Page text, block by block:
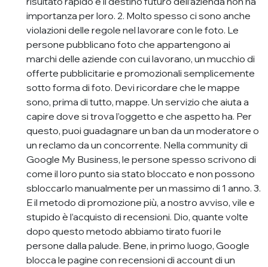
importanza per loro. 2. Molto spesso ci sono anche
violazioni delle regole nel lavorare con le foto. Le
persone pubblicano foto che appartengono ai
marchi delle aziende con cui lavorano, un mucchio di
offerte pubblicitarie e promozionali semplicemente
sotto forma di foto. Devi ricordare che le mappe
sono, prima di tutto, mappe. Un servizio che aiuta a
capire dove si trova l’oggetto e che aspetto ha. Per
questo, puoi guadagnare un ban da un moderatore o
un reclamo da un concorrente. Nella community di
Google My Business, le persone spesso scrivono di
come il loro punto sia stato bloccato e non possono
sbloccarlo manualmente per un massimo di 1 anno. 3.
E il metodo di promozione più, a nostro avviso, vile e
stupido è l’acquisto di recensioni. Dio, quante volte
dopo questo metodo abbiamo tirato fuori le
persone dalla palude. Bene, in primo luogo, Google
blocca le pagine con recensioni di account di un